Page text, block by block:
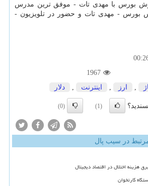
بورس با مهدی تات - موفق ترین مدرس
بورس - مهدی تات و حضور در تلویزیون -
1967
, ارز , اینترنت , دلار
(1)
(0)
در سیب پال
هزینه اختلال در اقتصاد دیجیتال
کارتخوان